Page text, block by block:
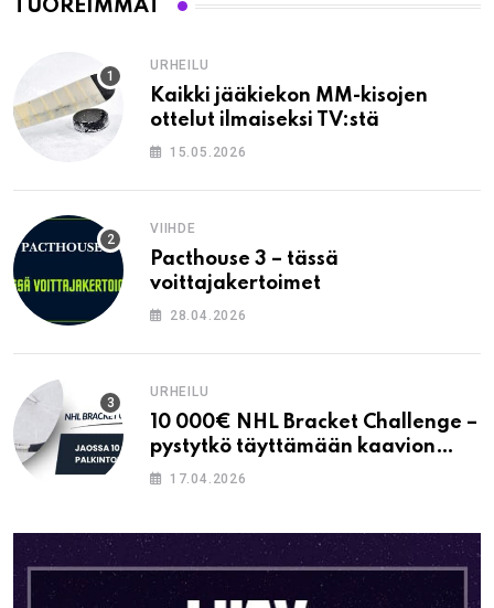
TUOREIMMAT
URHEILU
Kaikki jääkiekon MM-kisojen
ottelut ilmaiseksi TV:stä
15.05.2026
VIIHDE
Pacthouse 3 – tässä
voittajakertoimet
28.04.2026
URHEILU
10 000€ NHL Bracket Challenge –
pystytkö täyttämään kaavion
oikein?
17.04.2026